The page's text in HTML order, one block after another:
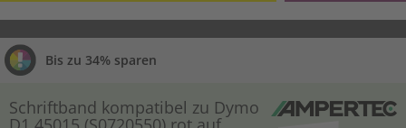
Bis zu 34% sparen
Schriftband kompatibel zu Dymo